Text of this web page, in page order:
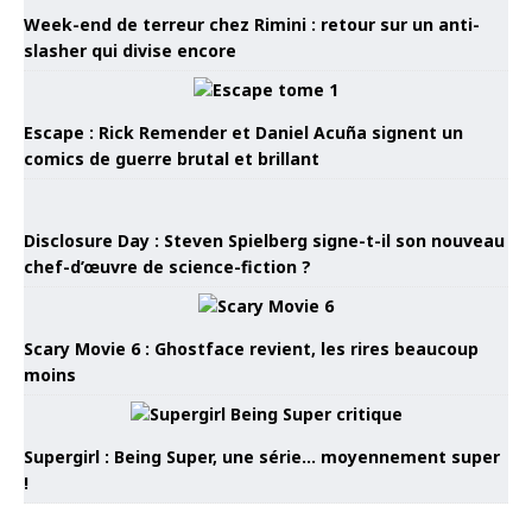
Week-end de terreur chez Rimini : retour sur un anti-
slasher qui divise encore
Escape : Rick Remender et Daniel Acuña signent un
comics de guerre brutal et brillant
Disclosure Day : Steven Spielberg signe-t-il son nouveau
chef-d’œuvre de science-fiction ?
Scary Movie 6 : Ghostface revient, les rires beaucoup
moins
Supergirl : Being Super, une série… moyennement super
!